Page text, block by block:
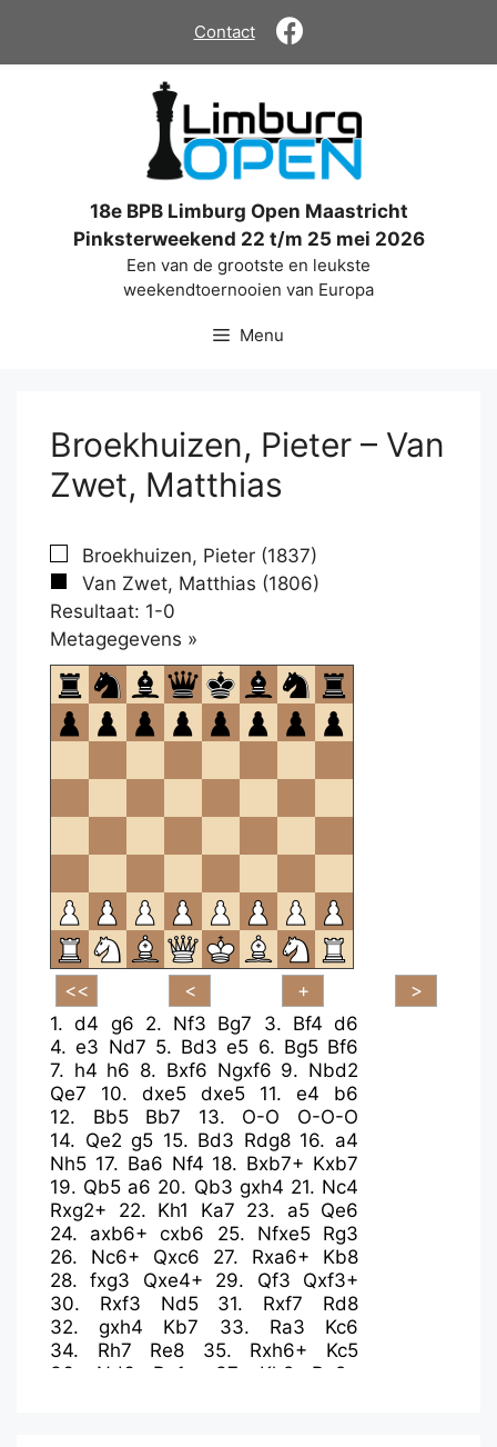
de
Contact
18e BPB Limburg Open Maastricht
Pinksterweekend 22 t/m 25 mei 2026
Een van de grootste en leukste
weekendtoernooien van Europa
Menu
Broekhuizen, Pieter – Van
Zwet, Matthias
Broekhuizen, Pieter (1837)
Van Zwet, Matthias (1806)
Resultaat: 1-0
Metagegevens »
om
te
openen.
1.d4 g6 2. Nf3 Bg7 3. Bf4 d6
4.e3 Nd7 5. Bd3 e5 6. Bg5 Bf6
7. h4 h6 8. Bxf6 Ngxf6 9. Nbd2
Qe7
10. dxe5 dxe5 11. e4
b6
12. Bb5 Bb7 13. O-O
O-O-O
14. Qe2 g5 15. Bd3 Rdg8 16. a4
Nh5 17. Ba6 Nf4 18. Bxb7+ Kxb7
19. Qb5 a6 20. Qb3 gxh4 21. Nc4
Rxg2+
22. Kh1 Ka7 23. a5 Qe6
24. axb6+ cxb6 25. Nfxe5
Rg3
26. Nc6+ Qxc6 27. Rxa6+
Kb8
28.fxg3 Qxe4+ 29. Qf3
Qxf3+
30. Rxf3 Nd5 31. Rxf7
Rd8
32.gxh4 Kb7 33. Ra3
Kc6
34. Rh7 Re8 35. Rxh6+
Kc5
36. Nd6 Re1+ 37. Kh2
Re2+